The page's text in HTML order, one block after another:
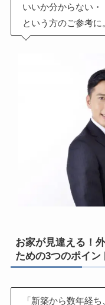
いいか分からない・
という方のご参考に
お家が見違える！
ための3つのポイン
「新築から数年経